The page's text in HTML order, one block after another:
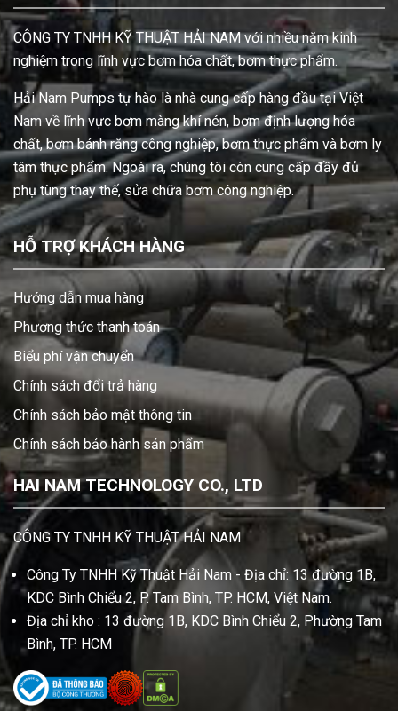
CÔNG TY TNHH KỸ THUẬT HẢI NAM với nhiều năm kinh
nghiệm trong lĩnh vực bơm hóa chất, bơm thực phẩm.
Hải Nam Pumps tự hào là nhà cung cấp hàng đầu tại Việt
Nam về lĩnh vực bơm màng khí nén, bơm định lượng hóa
chất, bơm bánh răng công nghiệp, bơm thực phẩm và bơm ly
tâm thực phẩm. Ngoài ra, chúng tôi còn cung cấp đầy đủ
phụ tùng thay thế, sửa chữa bơm công nghiệp.
HỖ TRỢ KHÁCH HÀNG
Hướng dẫn mua hàng
Phương thức thanh toán
Biểu phí vận chuyển
Chính sách đổi trả hàng
Chính sách bảo mật thông tin
Chính sách bảo hành sản phẩm
HAI NAM TECHNOLOGY CO., LTD
CÔNG TY TNHH KỸ THUẬT HẢI NAM
Công Ty TNHH Kỹ Thuật Hải Nam - Địa chỉ: 13 đường 1B,
KDC Bình Chiểu 2, P. Tam Bình, TP. HCM, Việt Nam.
Địa chỉ kho : 13 đường 1B, KDC Bình Chiểu 2, Phường Tam
Bình, TP. HCM